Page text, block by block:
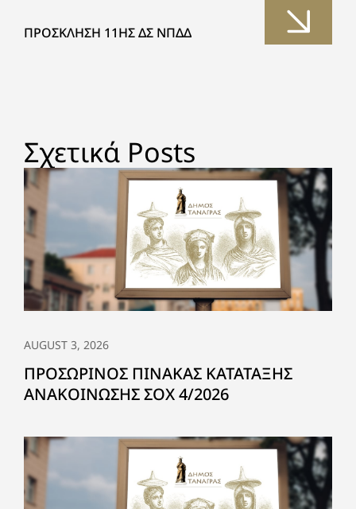
ΠΡΟΣΚΛΗΣΗ 11ΗΣ ΔΣ ΝΠΔΔ
Σχετικά Posts
AUGUST 3, 2026
ΠΡΟΣΩΡΙΝΟΣ ΠΙΝΑΚΑΣ ΚΑΤΑΤΑΞΗΣ
ΑΝΑΚΟΙΝΩΣΗΣ ΣΟΧ 4/2026